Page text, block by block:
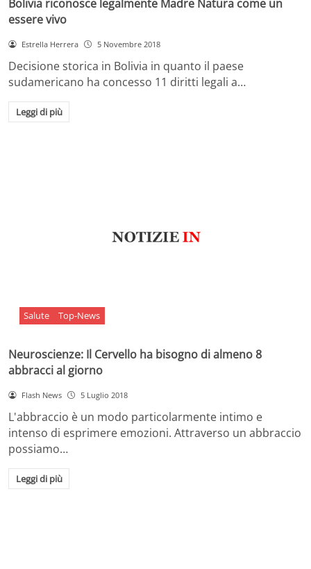
Bolivia riconosce legalmente Madre Natura come un
essere vivo
Estrella Herrera 5 Novembre 2018
Decisione storica in Bolivia in quanto il paese
sudamericano ha concesso 11 diritti legali a…
Leggi di più
Salute Top-News
Neuroscienze: Il Cervello ha bisogno di almeno 8
abbracci al giorno
Flash News 5 Luglio 2018
L'abbraccio è un modo particolarmente intimo e
intenso di esprimere emozioni. Attraverso un abbraccio
possiamo…
Leggi di più